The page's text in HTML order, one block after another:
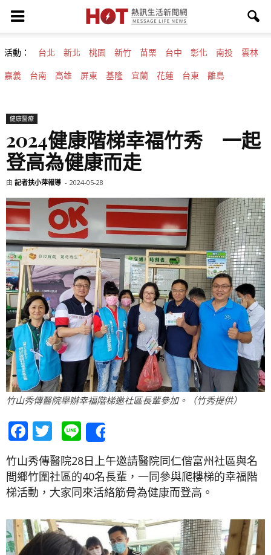
活動： 台北 新北 桃園 新竹 苗栗 台中 彰化 南投 雲林
嘉義 台南 高雄 屏東 基隆 宜蘭 花蓮 台東 離島
健康醫療
2024健康階梯幸福竹秀 一起
登高為健康而走
由 記者扶小萍報導 - 2024-05-28
竹山秀傳醫院舉辦幸福階梯邀社區長輩參加。（竹秀提供）
Facebook
Twitter
Line
竹山秀傳醫院28日上午邀請醫院同仁偕富州社區與名
間鄉竹圍社區的40名長輩，一同參與爬樓梯的幸福階
梯活動，大家同來活絡筋骨為健康而登高。